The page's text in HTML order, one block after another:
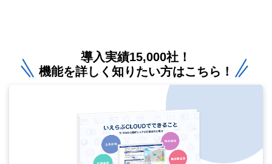
導入実績15,000社！
機能を詳しく知りたい方はこちら！